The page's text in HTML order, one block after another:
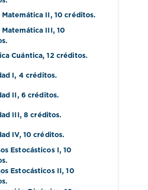
Matemática II , 10 créditos.
Matemática III , 10
Cuántica, 12 créditos.
I, 4 créditos.
II , 6 créditos.
III , 8 créditos.
IV, 10 créditos.
Estocásticos I, 10
Estocásticos II, 10